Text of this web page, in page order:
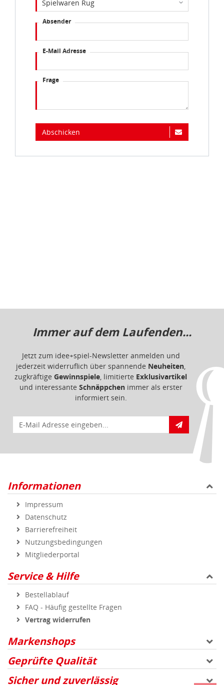
Absender
E-Mail Adresse
Frage
Abschicken
Informationen
Impressum
Datenschutz
Nutzungsbedingungen
Mitgliederportal
Service & Hilfe
FAQ - Häufig gestellte Fragen
Vertrag widerrufen
Markenshops
Geprüfte Qualität
Sicher und zuverlässig